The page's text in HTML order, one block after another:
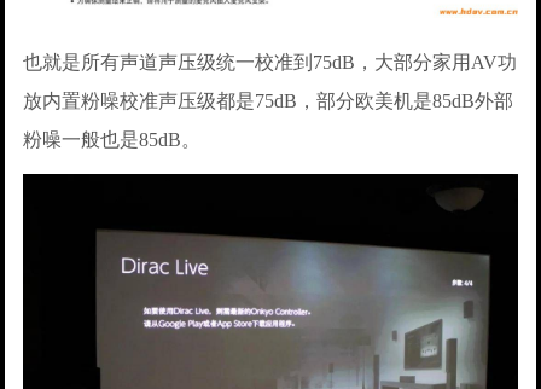
也就是所有声道声压级统一校准到75dB，大部分家用AV功
放内置粉噪校准声压级都是75dB，部分欧美机是85dB外部
粉噪一般也是85dB。